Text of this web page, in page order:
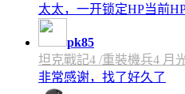
太太，一开锁定HP当前
pk85
坦克戰記4 /重裝機兵4 月
非常感谢，找了好久了